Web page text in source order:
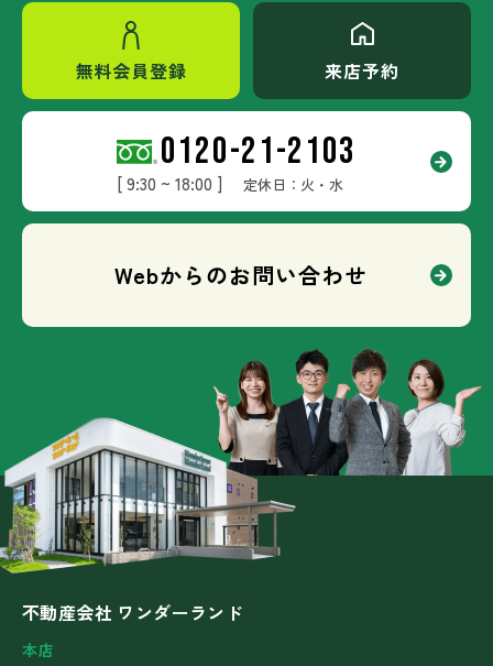
無料会員登録 来店予約
0120-21-2103
[ 9:30 ~ 18:00 ] 定休日：火・水
Webからのお問い合わせ
不動産会社 ワンダーランド
本店